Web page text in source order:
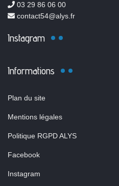
03 29 86 06 00
contact54@alys.fr
Instagram
Informations
Plan du site
Mentions légales
Politique RGPD ALYS
Facebook
Instagram